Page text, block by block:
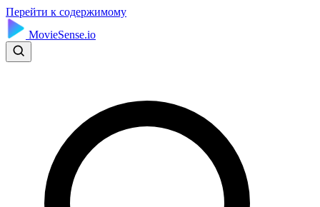
Перейти к содержимому
MovieSense.io